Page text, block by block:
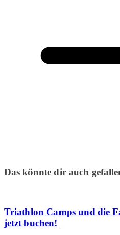
Das könnte dir auch
Triathlon Camps und die
jetzt buchen!